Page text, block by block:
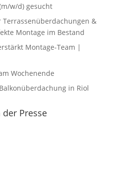
w/d) gesucht
&
Montage im Bestand
Montage-Team |
Wochenende
in Riol
der Presse